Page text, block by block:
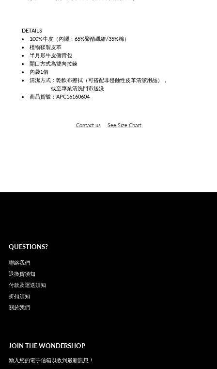
DETAILS
100%牛皮（內襯：65%聚酯纖維/35%棉）
植物鞣製皮革
半月形牛皮側背包
開口方式為雙向拉鍊
內袋1個
清潔方式：乾軟布擦拭（可搭配非侵蝕性皮革清潔用品），
或至專業清洗門市送洗
商品貨號：APC16160604
Contact us See Size Chart
QUESTIONS?
聯絡我們
退換貨須知
付款及運送須知
折扣須知
關於我們
JOIN THE WONDERSHOP
輸入您的電子信箱以收到最新訊息！